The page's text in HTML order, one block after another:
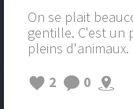
On se plait
gentille. C'est un
pleins d'animaux.
2
0